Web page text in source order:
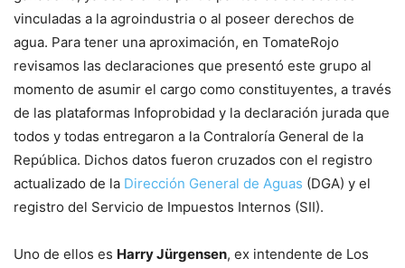
vinculadas a la agroindustria o al poseer derechos de
agua. Para tener una aproximación, en TomateRojo
revisamos las declaraciones que presentó este grupo al
momento de asumir el cargo como constituyentes, a través
de las plataformas Infoprobidad y la declaración jurada que
todos y todas entregaron a la Contraloría General de la
República. Dichos datos fueron cruzados con el registro
actualizado de la Dirección General de Aguas (DGA) y el
registro del Servicio de Impuestos Internos (SII).
Uno de ellos es Harry Jürgensen, ex intendente de Los